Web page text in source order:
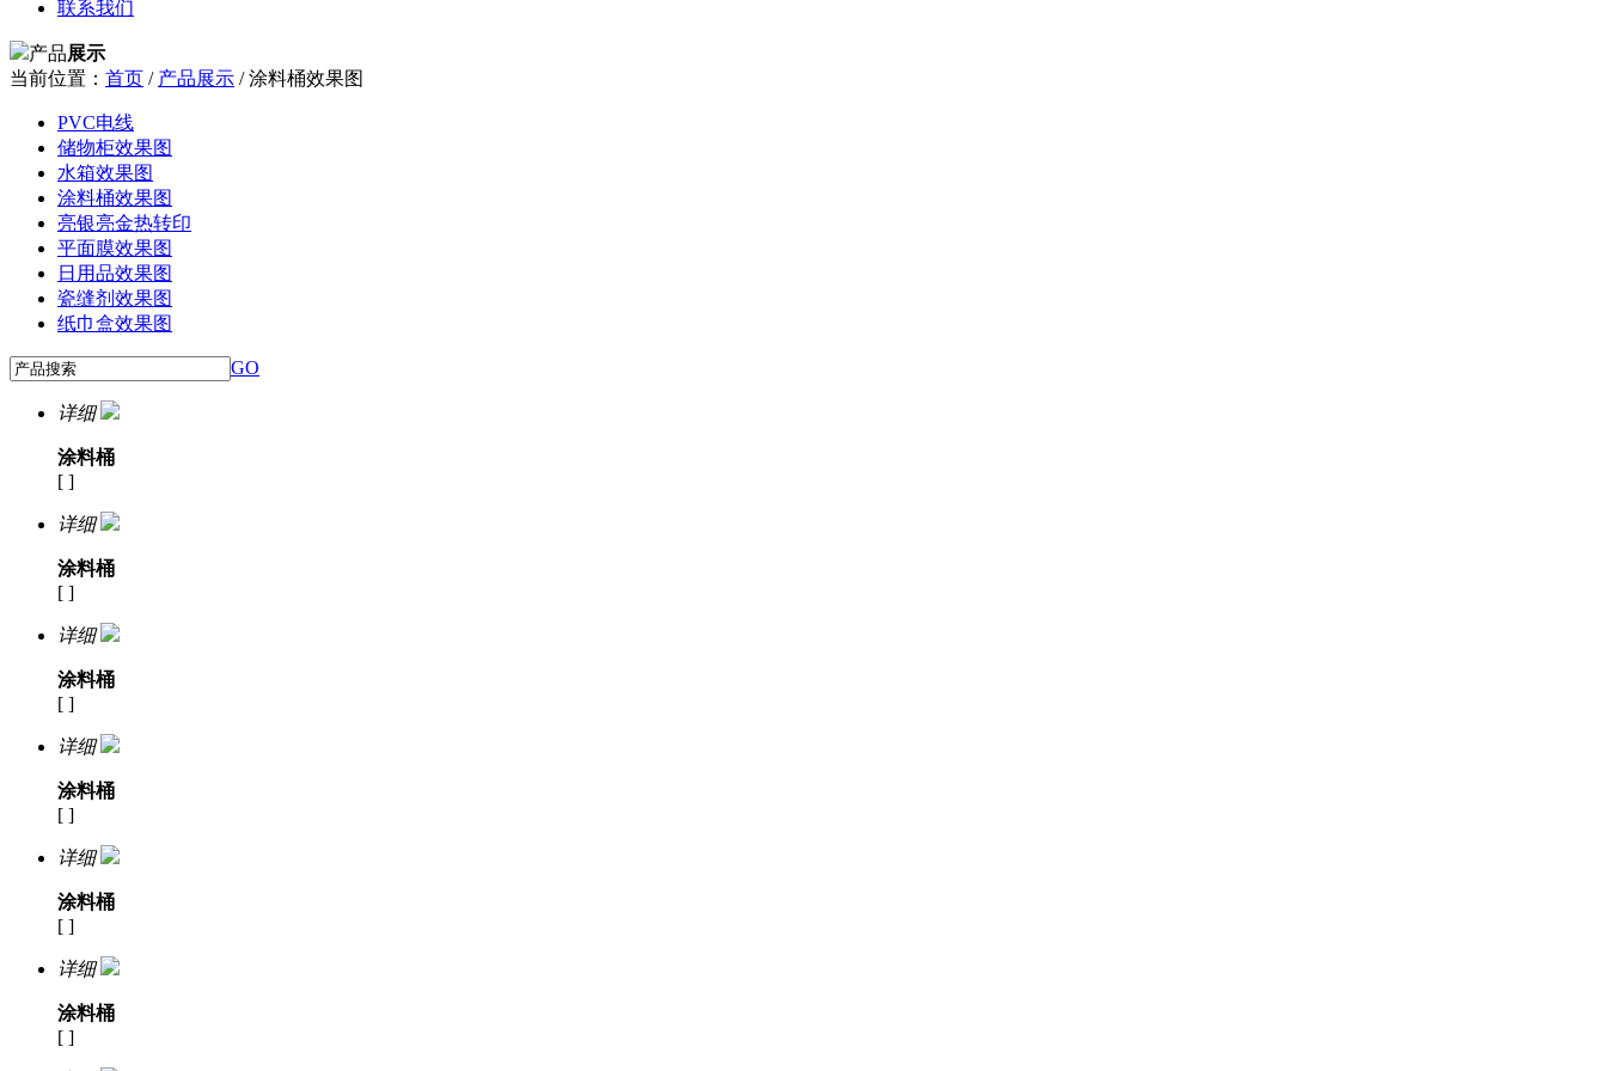
联系我们
产品展示
当前位置： 首页 / 产品展示 / 涂料桶效果图
PVC电线
储物柜效果图
水箱效果图
涂料桶效果图
亮银亮金热转印
平面膜效果图
日用品效果图
瓷缝剂效果图
纸巾盒效果图
GO
详细
涂料桶
[ ]
详细
涂料桶
[ ]
详细
涂料桶
[ ]
详细
涂料桶
[ ]
详细
涂料桶
[ ]
详细
涂料桶
[ ]